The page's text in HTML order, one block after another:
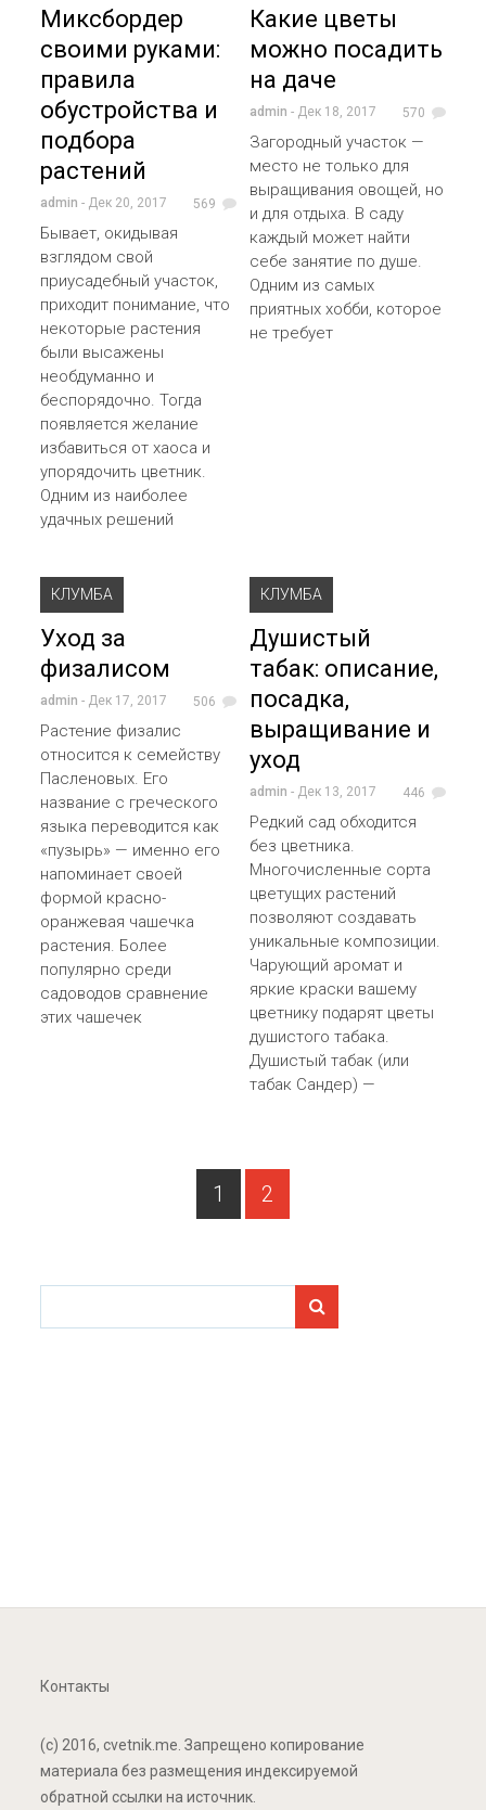
Миксбордер
своими руками:
правила
обустройства и
подбора
растений
admin - Дек 20, 2017 569
Бывает, окидывая
взглядом свой
приусадебный участок,
приходит понимание, что
некоторые растения
были высажены
необдуманно и
беспорядочно. Тогда
появляется желание
избавиться от хаоса и
упорядочить цветник.
Одним из наиболее
удачных решений
Какие цветы
можно посадить
на даче
admin - Дек 18, 2017 570
Загородный участок —
место не только для
выращивания овощей, но
и для отдыха. В саду
каждый может найти
себе занятие по душе.
Одним из самых
приятных хобби, которое
не требует
КЛУМБА
Уход за
физалисом
admin - Дек 17, 2017 506
Растение физалис
относится к семейству
Пасленовых. Его
название с греческого
языка переводится как
«пузырь» — именно его
напоминает своей
формой красно-
оранжевая чашечка
растения. Более
популярно среди
садоводов сравнение
этих чашечек
КЛУМБА
Душистый
табак: описание,
посадка,
выращивание и
уход
admin - Дек 13, 2017 446
Редкий сад обходится
без цветника.
Многочисленные сорта
цветущих растений
позволяют создавать
уникальные композиции.
Чарующий аромат и
яркие краски вашему
цветнику подарят цветы
душистого табака.
Душистый табак (или
табак Сандер) —
Пагинация записей
1 2
Контакты
(c) 2016, cvetnik.me. Запрещено копирование
материала без размещения индексируемой
обратной ссылки на источник.